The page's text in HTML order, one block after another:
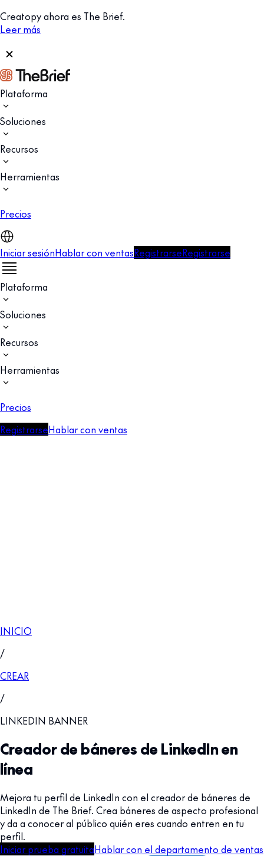
Creatopy ahora es The Brief.
Leer más
Plataforma
Soluciones
Recursos
Herramientas
Precios
Iniciar sesiónHablar con ventasRegistrarseRegistrarse
Plataforma
Soluciones
Recursos
Herramientas
Precios
RegistrarseHablar con ventas
INICIO
/
CREAR
/
LINKEDIN BANNER
Creador de báneres de LinkedIn en
línea
Mejora tu perfil de LinkedIn con el creador de báneres de
LinkedIn de The Brief. Crea báneres de aspecto profesional
y da a conocer al público quién eres cuando entren en tu
perfil.
Iniciar prueba gratuitaHablar con el departamento de ventas